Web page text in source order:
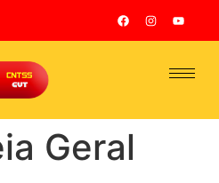
Geral